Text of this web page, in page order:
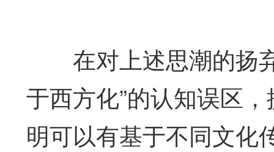
在对上述思潮的扬弃
于西方化”的认知误区
明可以有基于不同文化